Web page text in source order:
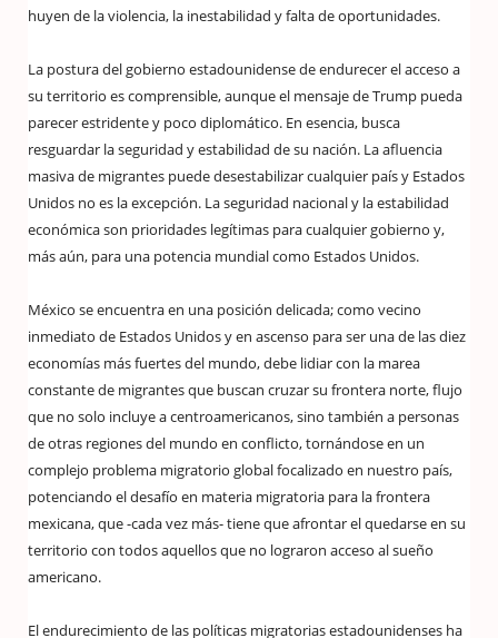
huyen de la violencia, la inestabilidad y falta de oportunidades.
La postura del gobierno estadounidense de endurecer el acceso a
su territorio es comprensible, aunque el mensaje de Trump pueda
parecer estridente y poco diplomático. En esencia, busca
resguardar la seguridad y estabilidad de su nación. La afluencia
masiva de migrantes puede desestabilizar cualquier país y Estados
Unidos no es la excepción. La seguridad nacional y la estabilidad
económica son prioridades legítimas para cualquier gobierno y,
más aún, para una potencia mundial como Estados Unidos.
México se encuentra en una posición delicada; como vecino
inmediato de Estados Unidos y en ascenso para ser una de las diez
economías más fuertes del mundo, debe lidiar con la marea
constante de migrantes que buscan cruzar su frontera norte, flujo
que no solo incluye a centroamericanos, sino también a personas
de otras regiones del mundo en conflicto, tornándose en un
complejo problema migratorio global focalizado en nuestro país,
potenciando el desafío en materia migratoria para la frontera
mexicana, que -cada vez más- tiene que afrontar el quedarse en su
territorio con todos aquellos que no lograron acceso al sueño
americano.
El endurecimiento de las políticas migratorias estadounidenses ha